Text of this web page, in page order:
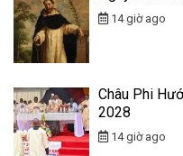
14 giờ ago
Châu Phi
2028
14 giờ ago